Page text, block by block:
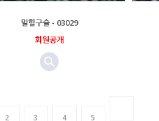
밀힐구슬 - 03029
회원공개
2 3 4 5